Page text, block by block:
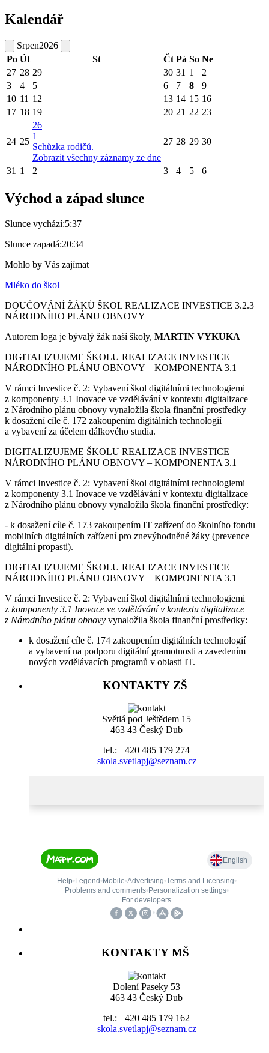
Kalendář
Srpen2026
Po Út St Čt Pá So Ne
27 28 29 30 31 1
2
3
4 5 6 7 8
9
10 11 12 13 14 15 16
17 18 19 20 21 22 23
24 25
26
1
Schůzka rodičů.
Zobrazit všechny záznamy ze dne
27 28 29 30
31 1 2 3 4 5 6
Východ a západ slunce
Slunce vychází:5:37
Slunce zapadá:20:34
Mohlo by Vás zajímat
Mléko do škol
DOUČOVÁNÍ ŽÁKŮ ŠKOL REALIZACE INVESTICE 3.2.3
NÁRODNÍHO PLÁNU OBNOVY
Autorem loga je bývalý žák naší školy, MARTIN VYKUKA
DIGITALIZUJEME ŠKOLU REALIZACE INVESTICE
NÁRODNÍHO PLÁNU OBNOVY – KOMPONENTA 3.1
V rámci Investice č. 2: Vybavení škol digitálními technologiemi
z komponenty 3.1 Inovace ve vzdělávání v kontextu digitalizace
z Národního plánu obnovy vynaložila škola finanční prostředky
k dosažení cíle č. 172 zakoupením digitálních technologií
a vybavení za účelem dálkového studia.
DIGITALIZUJEME ŠKOLU REALIZACE INVESTICE
NÁRODNÍHO PLÁNU OBNOVY – KOMPONENTA 3.1
V rámci Investice č. 2: Vybavení škol digitálními technologiemi
z komponenty 3.1 Inovace ve vzdělávání v kontextu digitalizace
z Národního plánu obnovy vynaložila škola finanční prostředky:
- k dosažení cíle č. 173 zakoupením IT zařízení do školního fondu
mobilních digitálních zařízení pro znevýhodněné žáky (prevence
digitální propasti).
DIGITALIZUJEME ŠKOLU REALIZACE INVESTICE
NÁRODNÍHO PLÁNU OBNOVY – KOMPONENTA 3.1
V rámci Investice č. 2: Vybavení škol digitálními technologiemi
z komponenty 3.1 Inovace ve vzdělávání v kontextu digitalizace
z Národního plánu obnovy vynaložila škola finanční prostředky:
k dosažení cíle č. 174 zakoupením digitálních technologií
a vybavení na podporu digitální gramotnosti a zavedením
nových vzdělávacích programů v oblasti IT.
KONTAKTY ZŠ
Světlá pod Ještědem 15
463 43 Český Dub
tel.: +420 485 179 274
skola.svetlapj@seznam.cz
KONTAKTY MŠ
Dolení Paseky 53
463 43 Český Dub
tel.: +420 485 179 162
skola.svetlapj@seznam.cz